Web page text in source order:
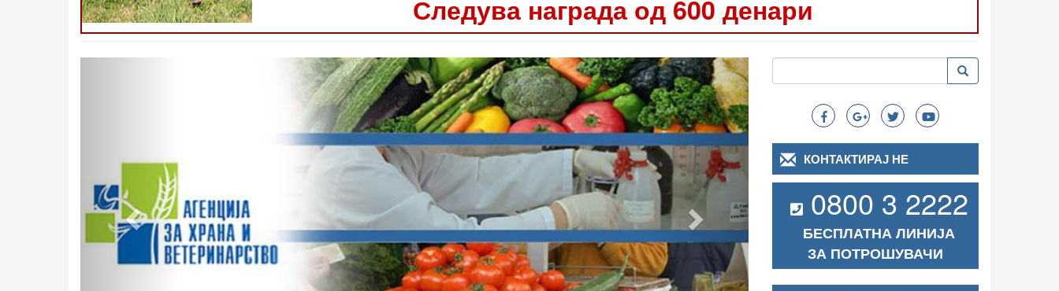
Следува награда од 600 денари
Следно
Search
Пребарување Пребарување
КОНТАКТИРАЈ НЕ
0800 3 2222
БЕСПЛАТНА ЛИНИЈА
ЗА ПОТРОШУВАЧИ